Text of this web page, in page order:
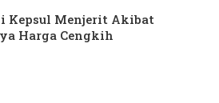
Kepsul Menjerit Akibat
Harga Cengkih